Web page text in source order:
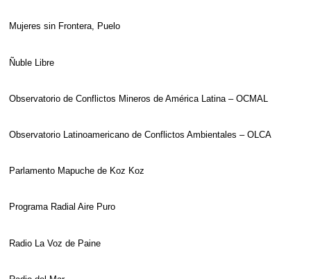
Mujeres sin Frontera, Puelo
Ñuble Libre
Observatorio de Conflictos Mineros de América Latina – OCMAL
Observatorio Latinoamericano de Conflictos Ambientales – OLCA
Parlamento Mapuche de Koz Koz
Programa Radial Aire Puro
Radio La Voz de Paine